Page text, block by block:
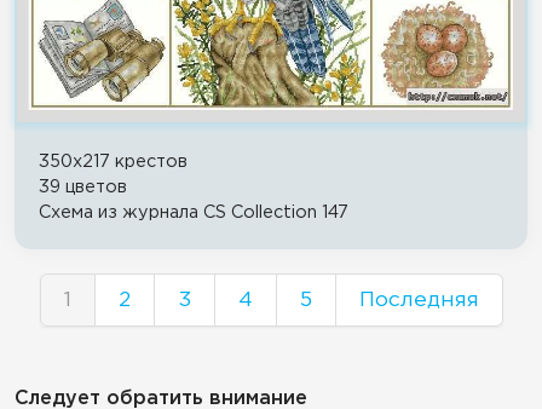
350x217 крестов
39 цветов
Схема из журнала CS Collection 147
1 2 3 4 5 Последняя
Следует обратить внимание